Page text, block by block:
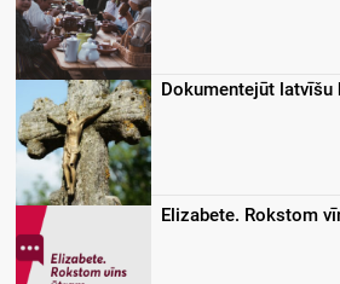
Dokumentejūt
Elizabete. Rokstom